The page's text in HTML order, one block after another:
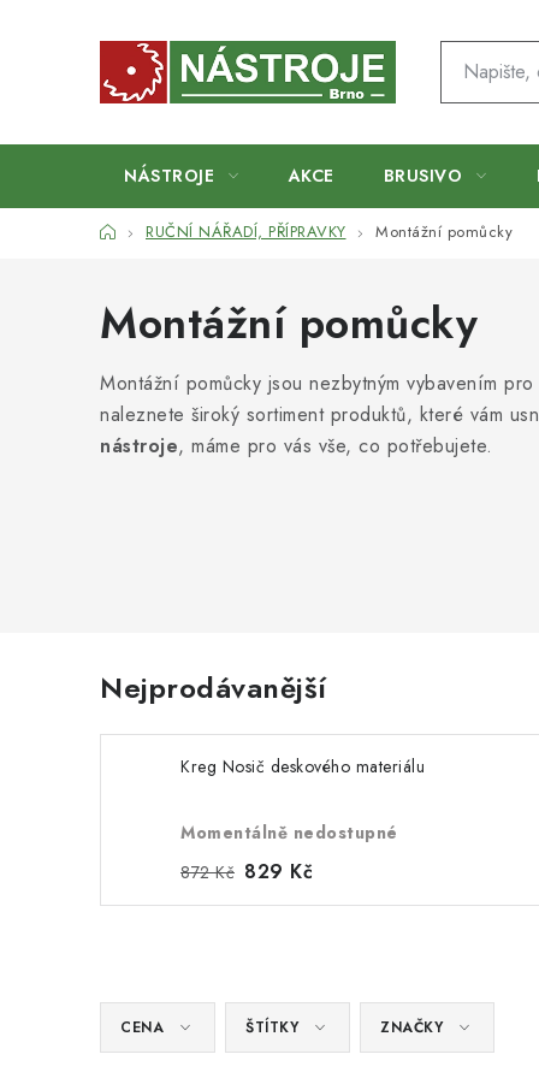
NÁSTROJE AKCE BRUSIVO
DomůRUČNÍ NÁŘADÍ, PŘÍPRAVKY Montážní pomůcky
Montážní pomůcky
Montážní pomůcky jsou nezbytným vybavením
naleznete široký sortiment produktů, které vám
nástroje, máme pro vás vše, co potřebujete.
Nejprodávanější
Kreg Nosič deskového materiálu
Momentálně nedostupné
872 Kč 829 Kč
CENA ŠTÍTKY ZNAČKY